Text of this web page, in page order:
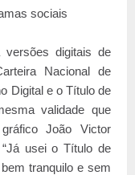
sociais
digitais de
Nacional de
Digital e o Título de
validade que
João Victor
usei o Título de
tranquilo e sem